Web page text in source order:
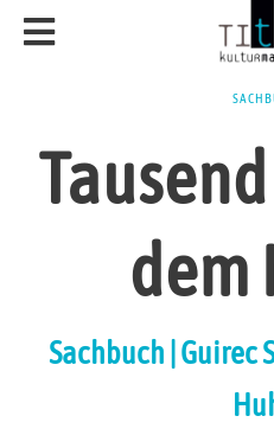
dem
Sachbuch | Guirec